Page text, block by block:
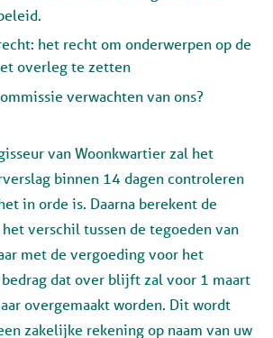
het recht om onderwerpen op de
overleg te zetten
verwachten van ons?
van Woonkwartier zal het
binnen 14 dagen controleren
in orde is. Daarna berekent de
verschil tussen de tegoeden van
met de vergoeding voor het
dat over blijft zal voor 1 maart
overgemaakt worden. Dit wordt
zakelijke rekening op naam van uw